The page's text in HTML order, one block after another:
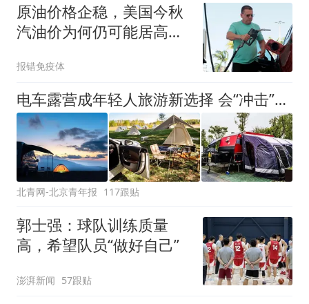
原油价格企稳，美国今秋
汽油价为何仍可能居高不
报错免疫体
电车露营成年轻人旅游新选择 会“冲击”传统住宿业吗？
北青网-北京青年报 117跟贴
郭士强：球队训练质量
高，希望队员“做好自己”
澎湃新闻 57跟贴